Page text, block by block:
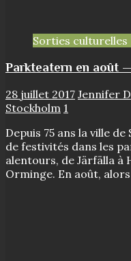
Sorties culturelles
Parkteatern en août
28 juillet 2017 Jennifer D
Stockholm 1
Depuis 75 ans la ville
de festivités dans les
alentours, de Järfälla à
Orminge. En août,